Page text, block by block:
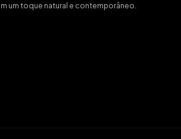
um toque natural e contemporâneo.